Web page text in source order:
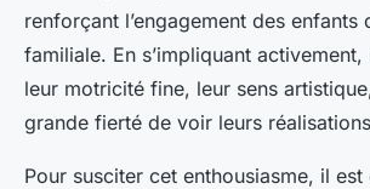
Margot•23 juillet 2025•4 min de lecture
renforçant l’engagement des enfants
familiale. En s’impliquant
leur motricité fine, leur sens
grande fierté de voir leurs
Pour susciter cet enthousiasme, il est